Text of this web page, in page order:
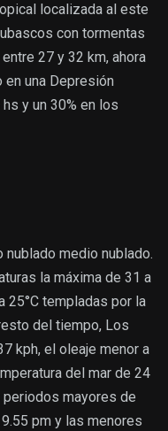
localizada al este
con tormentas
27 y 32 km, ahora
una Depresión
y un 30% en los
medio nublado.
la máxima de 31 a
25°C templadas por la
del tiempo, Los
kph, el oleaje menor a
del mar de 24
periodos mayores de
pm y las menores